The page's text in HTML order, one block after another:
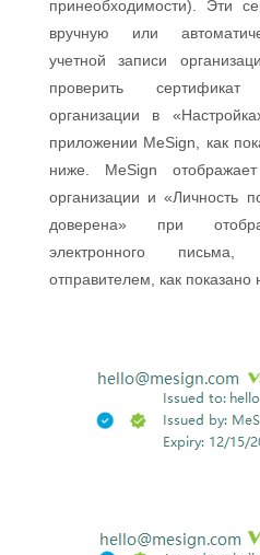
принеобходимости). Эти
вручную или
учетной записи
проверить
организации в
приложении MeSign, как
ниже. MeSign
организации и «Личность
доверена» при
электронного письма,
отправителем, как